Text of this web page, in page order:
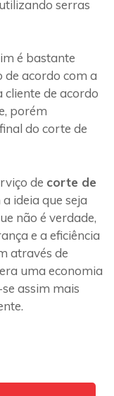
serras
é bastante
de acordo com a
cliente de acordo
porém
do corte de
de corte de
a ideia que seja
não é verdade,
e a eficiência
através de
uma economia
assim mais